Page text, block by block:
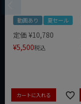
動画あり 夏セール
定価 ¥10,780
¥5,500税込
カートに入れる